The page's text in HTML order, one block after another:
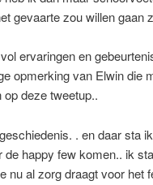
gevaarte zou willen gaan
ervaringen en
opmerking van Elwin die
op deze tweetup..
. en daar sta
de happy few komen.. ik
nu al zorg draagt voor het